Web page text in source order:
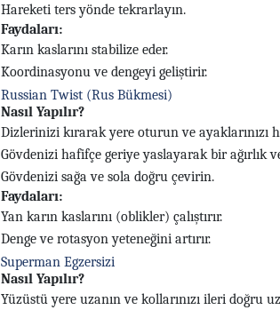
Hareketi ters yönde tekrarlayın.
Faydaları:
Karın kaslarını stabilize eder.
Koordinasyonu ve dengeyi geliştirir.
Russian Twist (Rus Bükmesi)
Nasıl Yapılır?
Dizlerinizi kırarak yere oturun ve ayaklarınızı
Gövdenizi hafifçe geriye yaslayarak bir ağırlık
Gövdenizi sağa ve sola doğru çevirin.
Faydaları:
Yan karın kaslarını (oblikler) çalıştırır.
Denge ve rotasyon yeteneğini artırır.
Superman Egzersizi
Nasıl Yapılır?
Yüzüstü yere uzanın ve kollarınızı ileri doğru